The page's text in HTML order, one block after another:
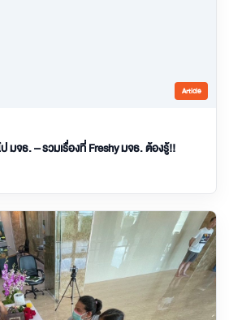
Article
มจธ. – รวมเรื่องที่ Freshy มจธ. ต้องรู้!!